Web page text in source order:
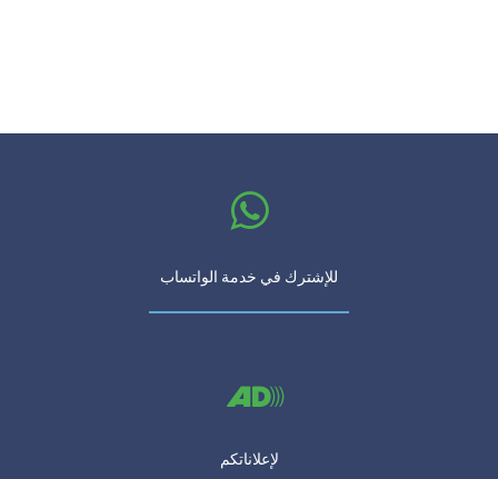
للإشترك في خدمة الواتساب
لإعلاناتكم